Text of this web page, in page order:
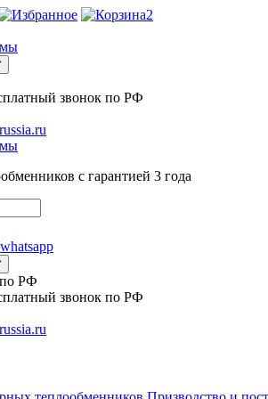
2
звонок по РФ
с гарантией 3 года
РФ
звонок по РФ